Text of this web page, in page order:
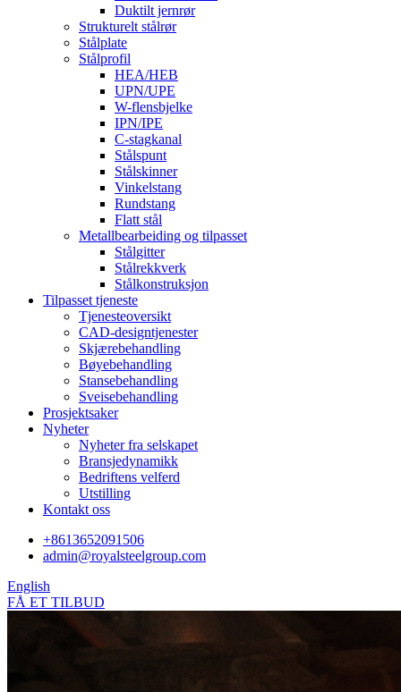
Duktilt jernrør
Strukturelt stålrør
Stålplate
Stålprofil
HEA/HEB
UPN/UPE
W-flensbjelke
IPN/IPE
C-stagkanal
Stålspunt
Stålskinner
Vinkelstang
Rundstang
Flatt stål
Metallbearbeiding og tilpasset
Stålgitter
Stålrekkverk
Stålkonstruksjon
Tilpasset tjeneste
Tjenesteoversikt
CAD-designtjenester
Skjærebehandling
Bøyebehandling
Stansebehandling
Sveisebehandling
Prosjektsaker
Nyheter
Nyheter fra selskapet
Bransjedynamikk
Bedriftens velferd
Utstilling
Kontakt oss
+8613652091506
admin@royalsteelgroup.com
English
FÅ ET TILBUD